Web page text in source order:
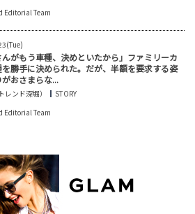
Editorial Team
がもう車種、決めといたから」ファミリーカ
を勝手に決められた。だが、半額を要求する姿
おさまらな...
レンド深堀）
STORY
Editorial Team